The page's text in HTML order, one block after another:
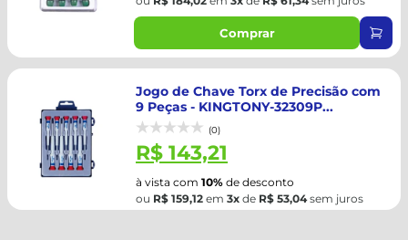
Comprar
Jogo de Chave Torx de Precisão com
9 Peças - KINGTONY-32309P...
(0)
R$ 143,21
à vista com 10% de desconto
ou R$ 159,12 em 3x de R$ 53,04sem juros